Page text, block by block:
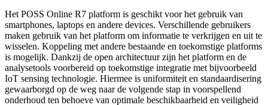
Het POSS Online R7 platform is geschikt voor het gebruik van
smartphones, laptops en andere devices. Verschillende gebruikers
maken gebruik van het platform om informatie te verkrijgen en uit te
wisselen. Koppeling met andere bestaande en toekomstige platforms
is mogelijk. Dankzij de open architectuur zijn het platform en de
analysetools voorbereid op toekomstige integratie met bijvoorbeeld
IoT sensing technologie. Hiermee is uniformiteit en standaardisering
gewaarborgd op de weg naar de volgende stap in voorspellend
onderhoud ten behoeve van optimale beschikbaarheid en veiligheid